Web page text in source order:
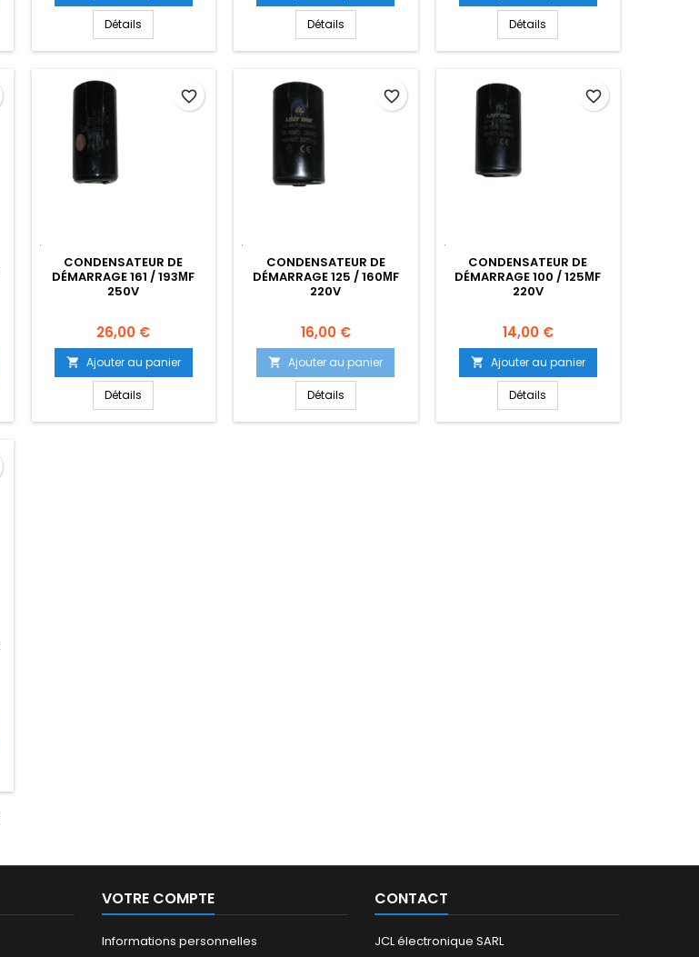
Détails Détails Détails
CONDENSATEUR DE
DÉMARRAGE 161 / 193ΜF
250V
Prix
26,00 €
 Ajouter au panier
Détails
favorite_border
CONDENSATEUR DE
DÉMARRAGE 125 / 160ΜF
220V
Prix
16,00 €
 Ajouter au panier
Détails
favorite_border
CONDENSATEUR DE
DÉMARRAGE 100 / 125ΜF
220V
Prix
14,00 €
 Ajouter au panier
Détails
favorite_border
VOTRE COMPTE
Informations personnelles
CONTACT
JCL électronique SARL